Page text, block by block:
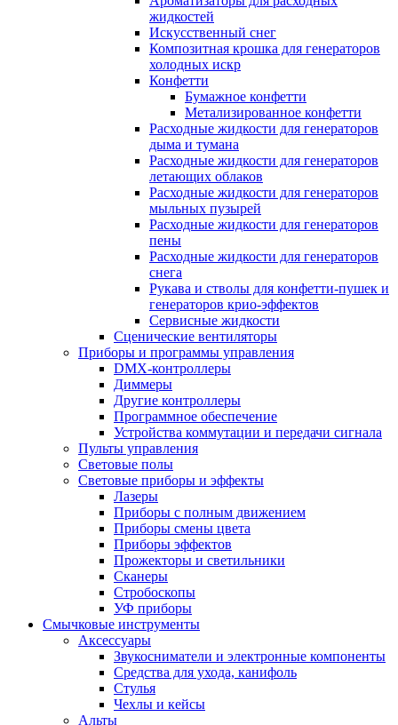
жидкостей
Искусственный снег
Композитная крошка для генераторов
холодных искр
Конфетти
Бумажное конфетти
Метализированное конфетти
Расходные жидкости для генераторов
дыма и тумана
Расходные жидкости для генераторов
летающих облаков
Расходные жидкости для генераторов
мыльных пузырей
Расходные жидкости для генераторов
пены
Расходные жидкости для генераторов
снега
Рукава и стволы для конфетти-пушек и
генераторов крио-эффектов
Сервисные жидкости
Сценические вентиляторы
Приборы и программы управления
DMX-контроллеры
Диммеры
Другие контроллеры
Программное обеспечение
Устройства коммутации и передачи сигнала
Пульты управления
Световые полы
Световые приборы и эффекты
Лазеры
Приборы с полным движением
Приборы смены цвета
Приборы эффектов
Прожекторы и светильники
Сканеры
Стробоскопы
УФ приборы
Смычковые инструменты
Аксессуары
Звукосниматели и электронные компоненты
Средства для ухода, канифоль
Стулья
Чехлы и кейсы
Альты